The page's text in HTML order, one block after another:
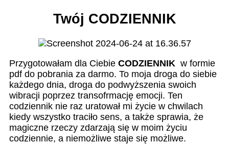
Twój CODZIENNIK
Przygotowałam dla Ciebie CODZIENNIK w formie
pdf do pobrania za darmo. To moja droga do siebie
każdego dnia, droga do podwyższenia swoich
wibracji poprzez transofrmację emocji. Ten
codziennik nie raz uratował mi życie w chwilach
kiedy wszystko traciło sens, a także sprawia, że
magiczne rzeczy zdarzają się w moim życiu
codziennie, a niemożliwe staje się możliwe.